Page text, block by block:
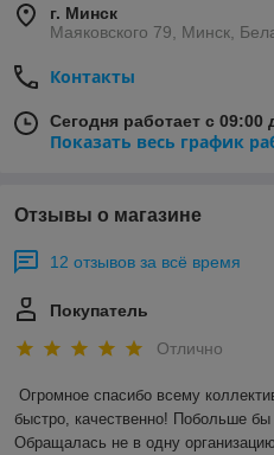
г. Минск
Маяковского 79, Минск,
Контакты
Сегодня работает с 09:00
Показать весь график
Отзывы о магазине
12 отзывов за всё время
Покупатель
Отлично
Огромное спасибо всему
быстро, качественно! Побольше бы
Обращалась не в одну